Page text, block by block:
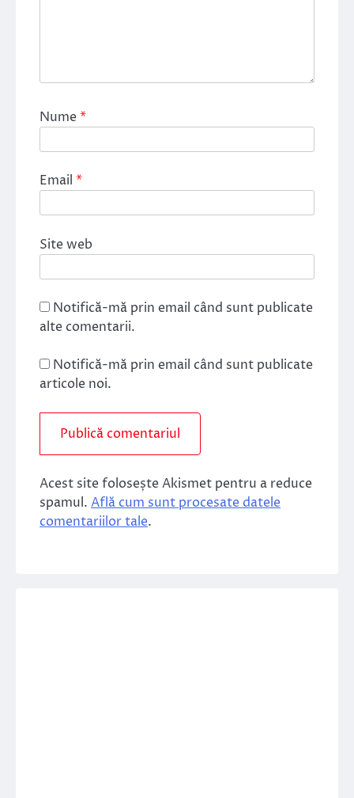
Nume*
Email *
Site web
Notifică-mă prin email când sunt publicate
alte comentarii.
Notifică-mă prin email când sunt publicate
articole noi.
Acest site folosește Akismet pentru a reduce
spamul. Află cum sunt procesate datele
comentariilor tale.